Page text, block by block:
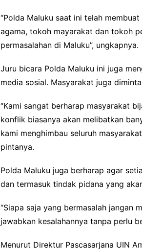
“Polda Maluku saat ini telah
agama, tokoh mayarakat dan tokoh
permasalahan di Maluku”, ungkapnya.
Juru bicara Polda Maluku ini juga
media sosial. Masyarakat juga
“Kami sangat berharap masyarakat
konflik biasanya akan melibatkan
kami menghimbau seluruh
pintanya.
Polda Maluku juga berharap agar
dan termasuk tindak pidana yang
“Siapa saja yang bermasalah jangan
jawabkan kesalahannya tanpa perlu
Menurut Direktur Pascasarjana UIN